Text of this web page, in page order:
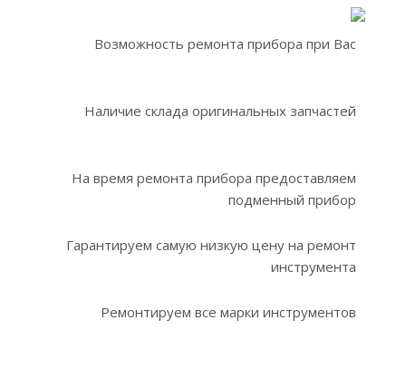
Возможность ремонта прибора при Вас
Наличие склада оригинальных запчастей
На время ремонта прибора предоставляем
подменный прибор
Гарантируем самую низкую цену на ремонт
инструмента
Ремонтируем все марки инструментов